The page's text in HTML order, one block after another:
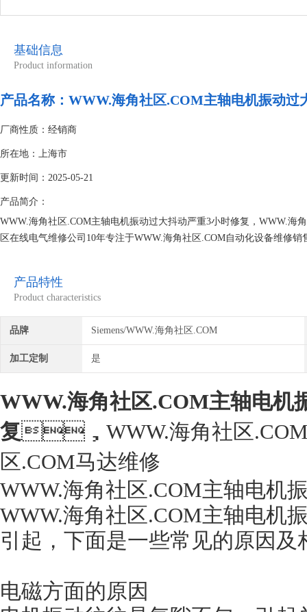
基础信息
Product information
产品名称： WWW.海角社区.COM主轴电机振动过
厂商性质：经销商
所在地：上海市
更新时间：2025-05-21
产品简介：
WWW.海角社区.COM主轴电机振动过大抖动严重3小时修复，WWW.海
区在线电气维修公司10年专注于WWW.海角社区.COM自动化设备维修销售
产品特性
Product characteristics
品牌 Siemens/WWW.海角社区.COM
加工定制 是
WWW.海角社区.COM主轴电机
复，WWW.海角社区.COM
区.COM马达维修
WWW.海角社区.COM主轴电机
WWW.海角社区.COM主轴电机
引起，下面是一些常见的原因及
电磁方面的原因